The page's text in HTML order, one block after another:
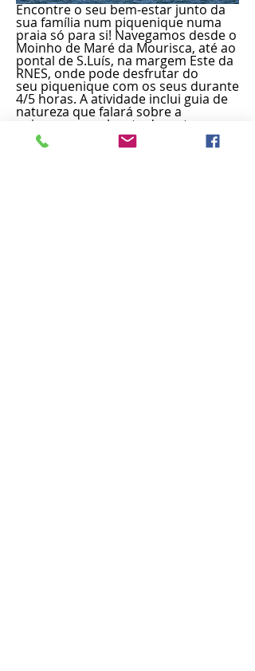
Encontre o seu bem-estar junto da
sua família num piquenique numa
praia só para si! Navegamos desde o
Moinho de Maré da Mourisca, até ao
pontal de S.Luís, na margem Este da
RNES, onde pode desfrutar do
seu piquenique com os seus durante
4/5 horas. A atividade inclui guia de
natureza que falará sobre a
paisagem envolvente durante o
passeio de barco, bem como a
composição terrestre no local